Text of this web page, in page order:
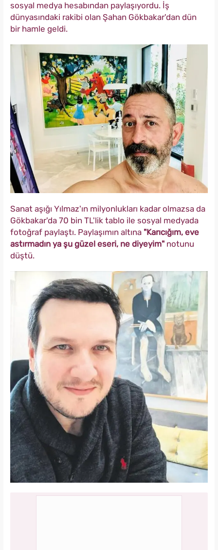
sosyal medya hesabından paylaşıyordu. İş
dünyasındaki rakibi olan Şahan Gökbakar'dan dün
bir hamle geldi.
Sanat aşığı Yılmaz'ın milyonlukları kadar olmazsa da
Gökbakar'da 70 bin TL'lik tablo ile sosyal medyada
fotoğraf paylaştı. Paylaşımın altına "Karıcığım, eve
astırmadın ya şu güzel eseri, ne diyeyim" notunu
düştü.